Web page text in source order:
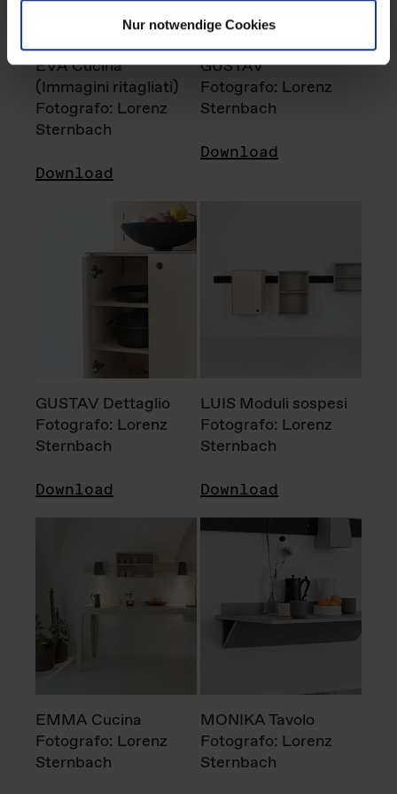
Nur notwendige Cookies
EVA Cucina
(Immagini ritagliati)
Fotografo: Lorenz
Sternbach
Download
GUSTAV
Fotografo: Lorenz
Sternbach
Download
GUSTAV Dettaglio
Fotografo: Lorenz
Sternbach
Download
LUIS Moduli sospesi
Fotografo: Lorenz
Sternbach
Download
EMMA Cucina
Fotografo: Lorenz
Sternbach
MONIKA Tavolo
Fotografo: Lorenz
Sternbach